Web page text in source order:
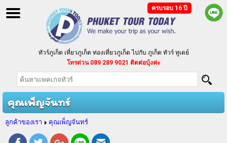
ครบรอบ 16 ปี
ทัวร์ภูเก็ต เที่ยวภูเก็ต ท่องเที่ยวภูเก็ต ไปกับ ภูเก็ต ทัวร์ ทูเดย์
บริการจัดนำเที่ยวเป็นหมู่คณะ กรุ๊ปเหมา ประชุมสัมมนา
ทัวร์ภูเก็ต แบบแพ็คเกจ ทัวร์ราคาถูก ตามงบประมาณของคุณ
โทรด่วน 089 289 9021 ติดต่อบุ้งค่ะ
คุณเพ็ญจันทร์
ลูกค้าของเรา คุณเพ็ญจันทร์